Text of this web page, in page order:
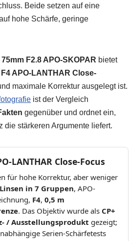
Beide setzen auf eine
hohe Schärfe, geringe
75mm F2.8 APO-SKOPAR bietet
APO-LANTHAR Close-
maximale Korrektur ausgelegt ist.
ist der Vergleich
gegenüber und ordnet ein,
stärkeren Argumente liefert.
LANTHAR Close-Focus
für hohe Korrektur, aber weniger
in 7 Gruppen, APO-
F4, 0,5 m
. Das Objektiv wurde als CP+
/ Ausstellungsprodukt gezeigt;
Serien-Schärfetests